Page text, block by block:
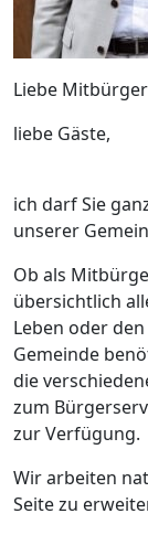
Liebe
liebe Gäste,
ich darf Sie
unserer
Ob als
übersichtlich
Leben oder
Gemeinde
die
zum
zur
Wir arbeiten
Seite zu